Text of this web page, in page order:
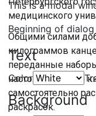
This is a modal
Beginning of
Text
Color
Background
медицинского
Общими силами
килограммов
переданные
настольных игр и
самостоятельно
раскрасок.